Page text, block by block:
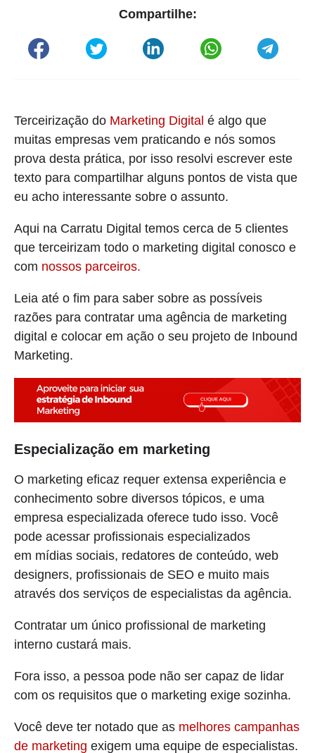
Compartilhe:
Terceirização do Marketing Digital é algo que
muitas empresas vem praticando e nós somos
prova desta prática, por isso resolvi escrever este
texto para compartilhar alguns pontos de vista que
eu acho interessante sobre o assunto.
Aqui na Carratu Digital temos cerca de 5 clientes
que terceirizam todo o marketing digital conosco e
com nossos parceiros.
Leia até o fim para saber sobre as possíveis
razões para contratar uma agência de marketing
digital e colocar em ação o seu projeto de Inbound
Marketing.
Especialização em marketing
O marketing eficaz requer extensa experiência e
conhecimento sobre diversos tópicos, e uma
empresa especializada oferece tudo isso. Você
pode acessar profissionais especializados
em mídias sociais, redatores de conteúdo, web
designers, profissionais de SEO e muito mais
através dos serviços de especialistas da agência.
Contratar um único profissional de marketing
interno custará mais.
Fora isso, a pessoa pode não ser capaz de lidar
com os requisitos que o marketing exige sozinha.
Você deve ter notado que as melhores campanhas
de marketing exigem uma equipe de especialistas.